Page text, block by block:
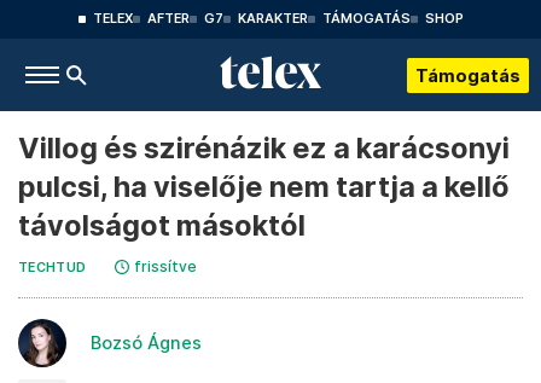
TELEX AFTER G7 KARAKTER TÁMOGATÁS SHOP
Támogatás
Villog és szirénázik ez a karácsonyi
pulcsi, ha viselője nem tartja a kellő
távolságot másoktól
TECHTUD frissítve
Bozsó Ágnes